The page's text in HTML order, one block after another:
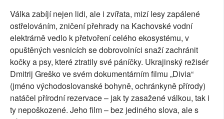
Válka zabíjí nejen lidi, ale i zvířata, mizí lesy zapálené
ostřelováním, zničení přehrady na Kachovské vodní
elektrárně vedlo k přetvoření celého ekosystému, v
opuštěných vesnicích se dobrovolníci snaží zachránit
kočky a psy, které ztratily své páníčky. Ukrajinský režisér
Dmitrij Greško ve svém dokumentárním filmu „Divia“
(jméno východoslovanské bohyně, ochránkyně přírody)
natáčel přírodní rezervace – jak ty zasažené válkou, tak i
ty nepoškozené. Jeho film – bez jediného slova, ale s